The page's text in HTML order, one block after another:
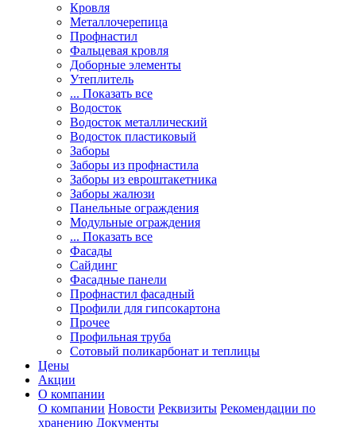
Кровля
Металлочерепица
Профнастил
Фальцевая кровля
Доборные элементы
Утеплитель
... Показать все
Водосток
Водосток металлический
Водосток пластиковый
Заборы
Заборы из профнастила
Заборы из евроштакетника
Заборы жалюзи
Панельные ограждения
Модульные ограждения
... Показать все
Фасады
Сайдинг
Фасадные панели
Профнастил фасадный
Профили для гипсокартона
Прочее
Профильная труба
Сотовый поликарбонат и теплицы
Цены
Акции
О компании
О компании Новости Реквизиты Рекомендации по
хранению Документы